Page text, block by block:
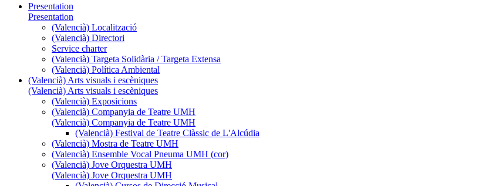
Presentation
Presentation
(Valencià) Localització
(Valencià) Directori
Service charter
(Valencià) Targeta Solidària / Targeta Extensa
(Valencià) Política Ambiental
(Valencià) Arts visuals i escèniques
(Valencià) Arts visuals i escèniques
(Valencià) Exposicions
(Valencià) Companyia de Teatre UMH
(Valencià) Companyia de Teatre UMH
(Valencià) Festival de Teatre Clàssic de L'Alcúdia
(Valencià) Mostra de Teatre UMH
(Valencià) Ensemble Vocal Pneuma UMH (cor)
(Valencià) Jove Orquestra UMH
(Valencià) Jove Orquestra UMH